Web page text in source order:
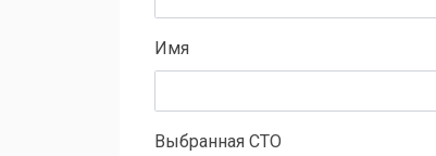
Имя
Выбранная СТО